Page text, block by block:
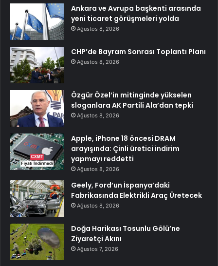
Ankara ve Avrupa başkenti arasında
yeni ticaret görüşmeleri yolda
Ağustos 8, 2026
CHP’de Bayram Sonrası Toplantı Planı
Ağustos 8, 2026
Özgür Özel’in mitinginde yükselen
sloganlara AK Partili Ala’dan tepki
Ağustos 8, 2026
Apple, iPhone 18 öncesi DRAM
arayışında: Çinli üretici indirim
yapmayı reddetti
Ağustos 8, 2026
Geely, Ford’un İspanya’daki
Fabrikasında Elektrikli Araç Üretecek
Ağustos 8, 2026
Doğa Harikası Tosunlu Gölü’ne
Ziyaretçi Akını
Ağustos 7, 2026